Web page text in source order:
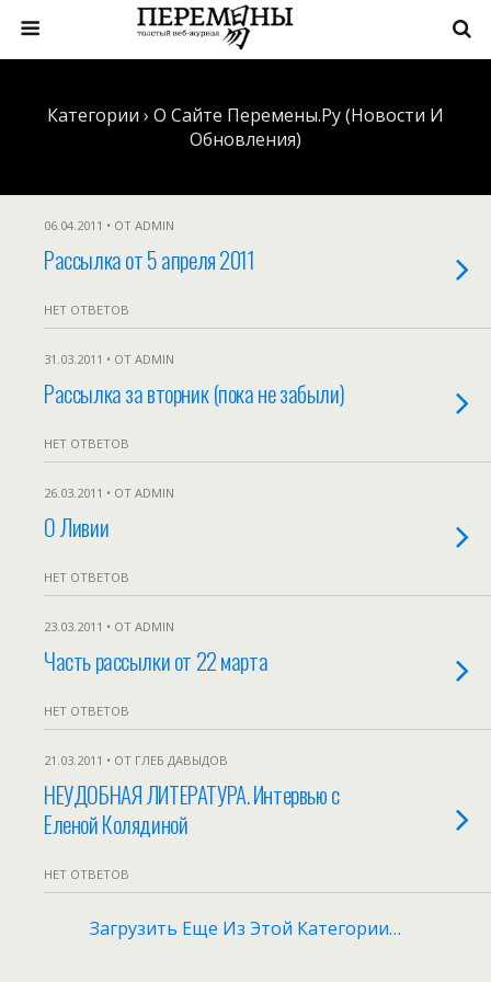
Категории › О Сайте Перемены.ру (новости И
Обновления)
06.04.2011 • ОТ ADMIN
Рассылка от 5 апреля 2011
НЕТ ОТВЕТОВ
31.03.2011 • ОТ ADMIN
Рассылка за вторник (пока не забыли)
НЕТ ОТВЕТОВ
26.03.2011 • ОТ ADMIN
О Ливии
НЕТ ОТВЕТОВ
23.03.2011 • ОТ ADMIN
Часть рассылки от 22 марта
НЕТ ОТВЕТОВ
21.03.2011 • ОТ ГЛЕБ ДАВЫДОВ
НЕУДОБНАЯ ЛИТЕРАТУРА. Интервью с
Еленой Колядиной
НЕТ ОТВЕТОВ
Загрузить Еще Из Этой Категории…